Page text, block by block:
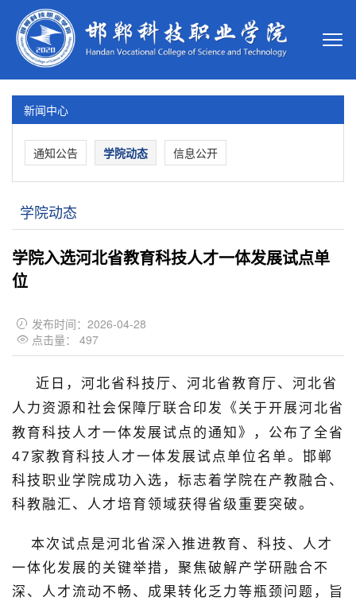
新闻中心
通知公告 学院动态 信息公开
学院动态
学院入选河北省教育科技人才一体发展试点单
位
 发布时间：2026-04-28
 点击量： 497
近日，河北省科技厅、河北省教育厅、河北省
人力资源和社会保障厅联合印发《关于开展河北省
教育科技人才一体发展试点的通知》
，公布了全省
47家教育科技人才一体发展试点单位名单。 邯郸
科技职业学院成功入选 ，标志着学院在产教融合、
科教融汇、人才培育领域获得省级重要突破。
本次试点是河北省深入推进教育、科技、人才
一体化发展的关键举措，聚焦破解产学研融合不
深、人才流动不畅、成果转化乏力等瓶颈问题，旨